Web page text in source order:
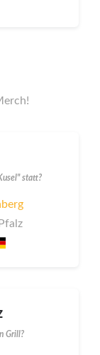
statt?
Grill?